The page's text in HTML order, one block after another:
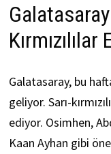
Galatasaray, bu
geliyor. Sarı-
ediyor. Osimhen,
Kaan Ayhan gibi